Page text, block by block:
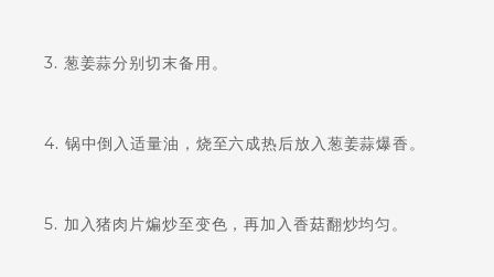
3. 葱姜蒜分别切末备用。
4. 锅中倒入适量油，烧至六成热后放入葱姜蒜爆香。
5. 加入猪肉片煸炒至变色，再加入香菇翻炒均匀。